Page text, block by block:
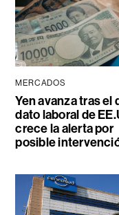
MERCADOS
Yen avanza tras el
dato laboral de
crece la alerta por
posible